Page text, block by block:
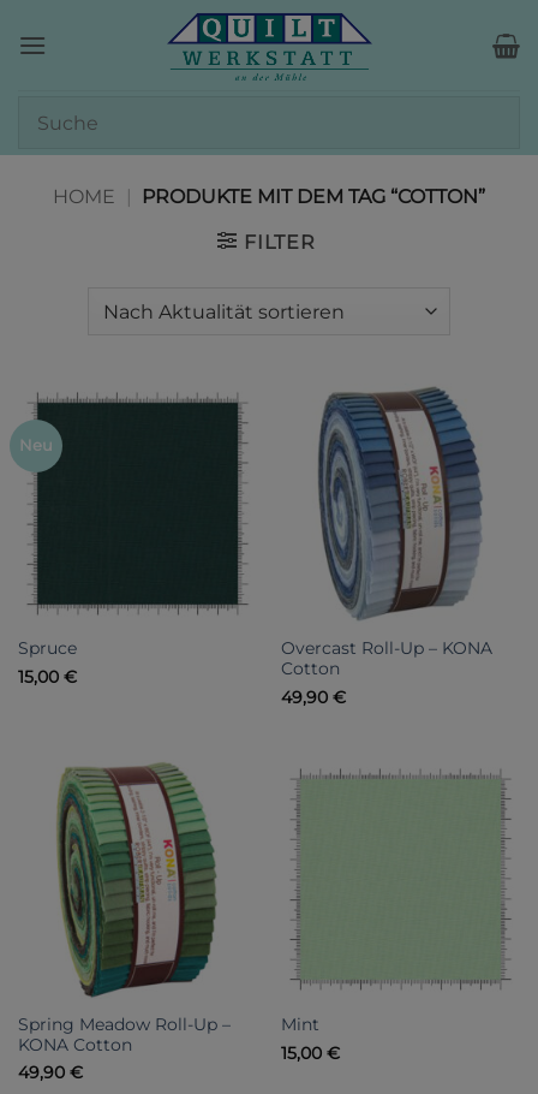
Inhalt
HOME |
PRODUKTE MIT DEM TAG “COTTON”
FILTER
Neu
Spruce
15,00 €
Overcast Roll-Up – KONA
Cotton
49,90 €
Spring Meadow Roll-Up –
KONA Cotton
49,90 €
Mint
15,00 €